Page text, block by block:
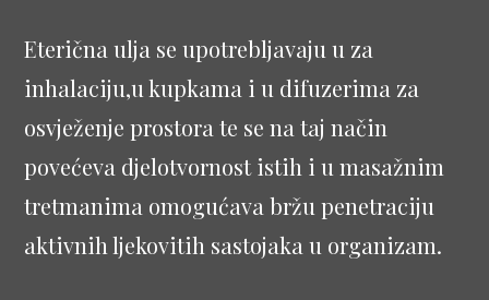
Eterična ulja se upotrebljavaju u za
inhalaciju,u kupkama i u difuzerima za
osvježenje prostora te se na taj način
povećeva djelotvornost istih i u masažnim
tretmanima omogućava bržu penetraciju
aktivnih ljekovitih sastojaka u organizam.